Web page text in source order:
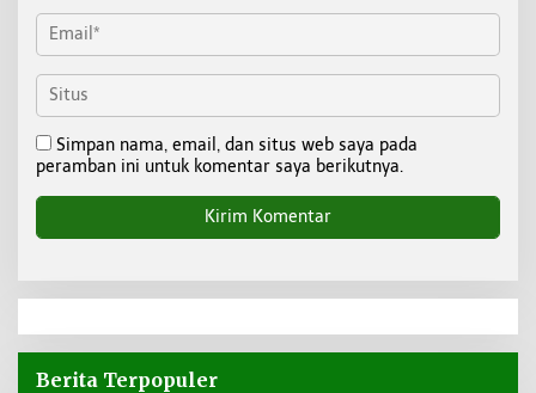
Simpan nama, email, dan situs web saya pada
peramban ini untuk komentar saya berikutnya.
Berita Terpopuler